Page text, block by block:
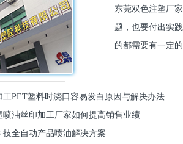
东莞双色注塑厂
题，也要付出实
的都需要有一定
工PET塑料时浇口容易发白原因与解决办法
喷油丝印加工厂家如何提高销售业绩
技全自动产品喷油解决方案